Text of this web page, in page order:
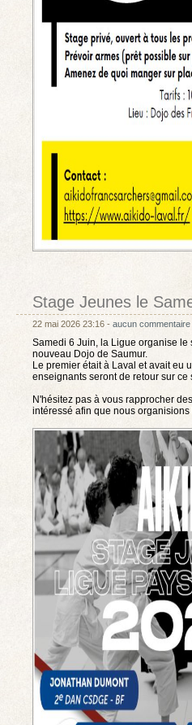
Stage Jeunes le
22 mai 2026 23:16 - aucun commentaire
Samedi 6 Juin, la Ligue organise le
nouveau Dojo de Saumur.
Le premier était à Laval et avait eu
enseignants seront de retour sur
N'hésitez pas à vous rapprocher
intéressé afin que nous organisions